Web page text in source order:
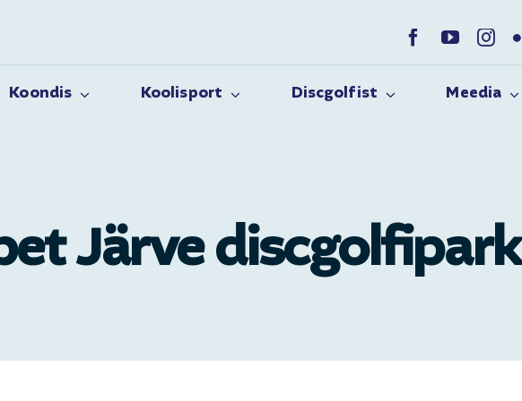
Koondis Koolisport Discgolfist Meedia
Järve discgolfipark